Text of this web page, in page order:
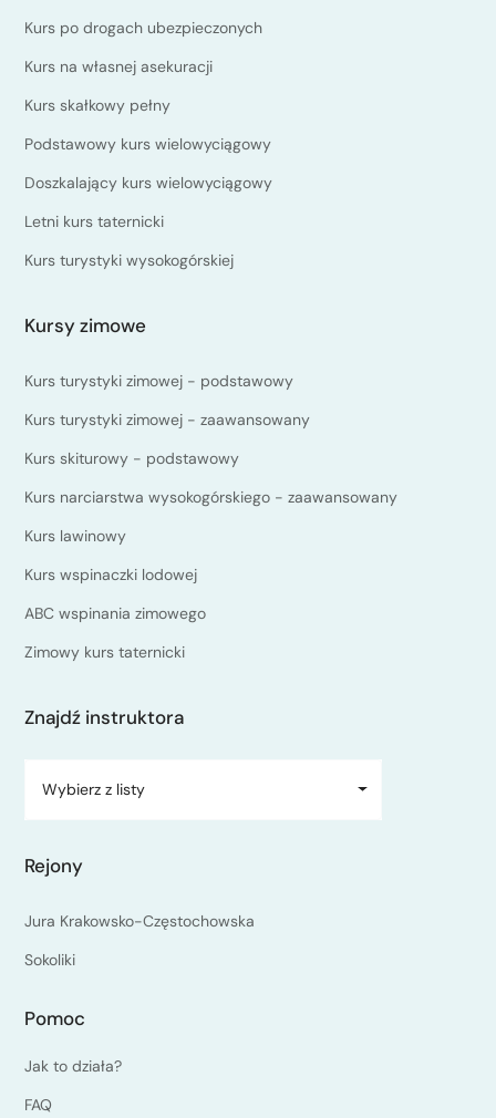
Kurs po drogach ubezpieczonych
Kurs na własnej asekuracji
Kurs skałkowy pełny
Podstawowy kurs wielowyciągowy
Doszkalający kurs wielowyciągowy
Letni kurs taternicki
Kurs turystyki wysokogórskiej
Kursy zimowe
Kurs turystyki zimowej - podstawowy
Kurs turystyki zimowej - zaawansowany
Kurs skiturowy - podstawowy
Kurs narciarstwa wysokogórskiego - zaawansowany
Kurs lawinowy
Kurs wspinaczki lodowej
ABC wspinania zimowego
Zimowy kurs taternicki
Znajdź instruktora
Wybierz z listy
Rejony
Jura Krakowsko-Częstochowska
Sokoliki
Pomoc
Jak to działa?
FAQ